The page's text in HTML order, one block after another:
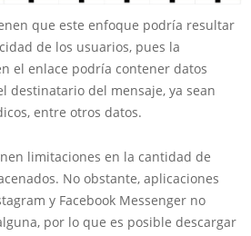
que este enfoque podría resultar
de los usuarios, pues la
el enlace podría contener datos
destinatario del mensaje, ya sean
entre otros datos.
limitaciones en la cantidad de
No obstante, aplicaciones
y Facebook Messenger no
por lo que es posible descargar